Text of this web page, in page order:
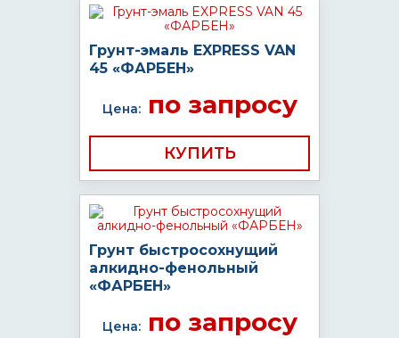
Грунт-эмаль EXPRESS VAN
45 «ФАРБЕН»
Цена:по запросу
КУПИТЬ
Грунт быстросохнущий
алкидно-фенольный
«ФАРБЕН»
Цена:по запросу